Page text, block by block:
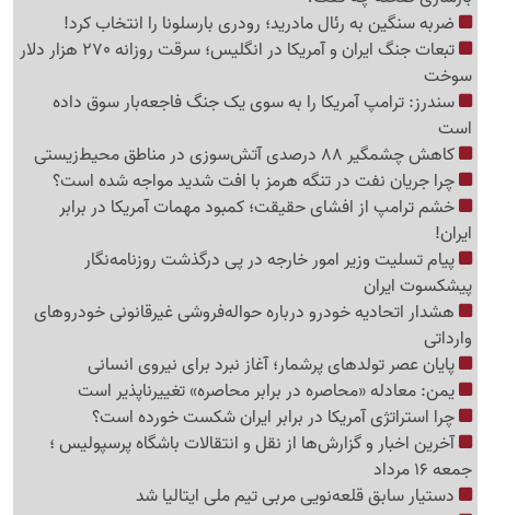
ضربه سنگین به رئال مادرید؛ رودری بارسلونا را انتخاب کرد!
تبعات جنگ ایران و آمریکا در انگلیس؛ سرقت روزانه 270 هزار دلار
سوخت
سندرز: ترامپ آمریکا را به سوی یک جنگ فاجعه‌بار سوق داده
است
کاهش چشمگیر 88 درصدی آتش‌سوزی در مناطق محیط‌زیستی
چرا جریان نفت در تنگه هرمز با افت شدید مواجه شده است؟
خشم ترامپ از افشای حقیقت؛ کمبود مهمات آمریکا در برابر
ایران!
پیام تسلیت وزیر امور خارجه در پی درگذشت روزنامه‌نگار
پیشکسوت ایران
هشدار اتحادیه خودرو درباره حواله‌فروشی غیرقانونی خودروهای
وارداتی
پایان عصر تولدهای پرشمار؛ آغاز نبرد برای نیروی انسانی
یمن: معادله «محاصره در برابر محاصره» تغییرناپذیر است
چرا استراتژی آمریکا در برابر ایران شکست خورده است؟
آخرین اخبار و گزارش‌ها از نقل و انتقالات باشگاه پرسپولیس ؛
جمعه 16 مرداد
دستیار سابق قلعه‌نویی مربی تیم ملی ایتالیا شد